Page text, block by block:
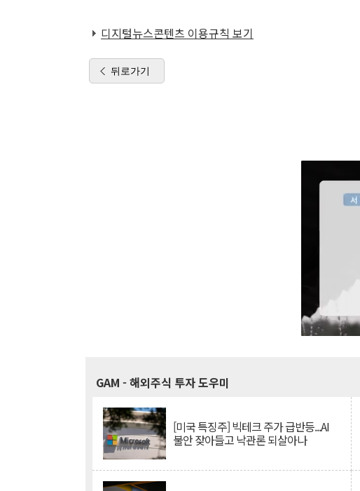
디지털뉴스콘텐츠 이용규칙 보기
뒤로가기
GAM - 해외주식 투자 도우미
[미국 특징주] 빅테크 주가 급반등...AI
불안 잦아들고 낙관론 되살아나